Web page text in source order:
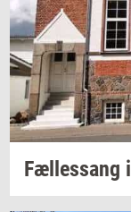
Fæl­les­sang i